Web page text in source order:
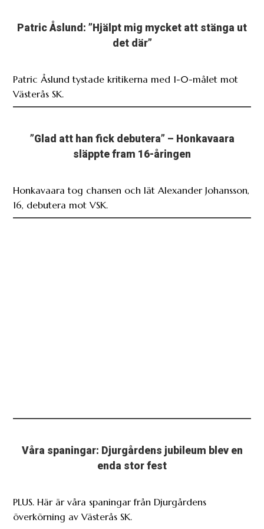
Patric Åslund: ”Hjälpt mig mycket att stänga ut
det där”
Patric Åslund tystade kritikerna med 1-0-målet mot
Västerås SK.
”Glad att han fick debutera” – Honkavaara
släppte fram 16-åringen
Honkavaara tog chansen och lät Alexander Johansson,
16, debutera mot VSK.
Våra spaningar: Djurgårdens jubileum blev en
enda stor fest
PLUS. Här är våra spaningar från Djurgårdens
överkörning av Västerås SK.